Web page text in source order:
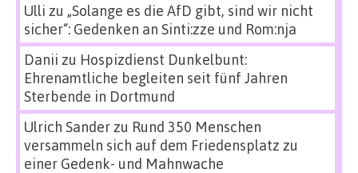
Ulli zu „Solange es die AfD gibt, sind wir nicht
sicher“: Gedenken an Sinti:zze und Rom:nja
Danii zu Hospizdienst Dunkelbunt:
Ehrenamtliche begleiten seit fünf Jahren
Sterbende in Dortmund
Ulrich Sanderzu Rund 350 Menschen
versammeln sich auf dem Friedensplatz zu
einer Gedenk- und Mahnwache